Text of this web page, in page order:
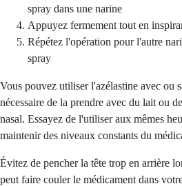
spray dans une narine
Appuyez fermement tout en
Répétez l'opération pour l'autre
spray
Vous pouvez utiliser l'azélastine avec ou
nécessaire de la prendre avec du lait ou
nasal. Essayez de l'utiliser aux mêmes
maintenir des niveaux constants du
Évitez de pencher la tête trop en arrière
peut faire couler le médicament dans